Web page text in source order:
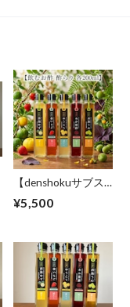
【denshokuサブス
月間お届け（商品代
¥5,500